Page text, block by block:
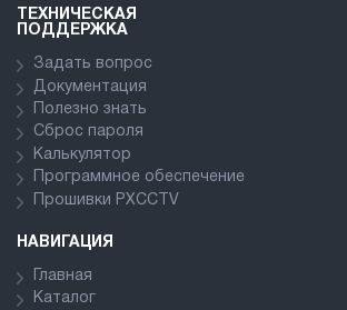
ТЕХНИЧЕСКАЯ
ПОДДЕРЖКА
Задать вопрос
Документация
Полезно знать
Сброс пароля
Калькулятор
Программное обеспечение
Прошивки PXCCTV
НАВИГАЦИЯ
Главная
Каталог